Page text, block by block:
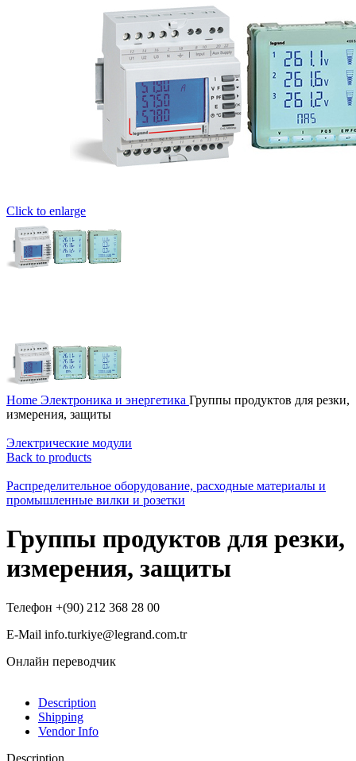
Click to enlarge
Home Электроника и энергетика Группы продуктов для резки,
измерения, защиты
Электрические модули
Back to products
Распределительное оборудование, расходные материалы и
промышленные вилки и розетки
Группы продуктов для резки,
измерения, защиты
Телефон +(90) 212 368 28 00
E-Mail info.turkiye@legrand.com.tr
Онлайн переводчик
Description
Shipping
Vendor Info
Description